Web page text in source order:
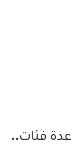
عدة فئات..